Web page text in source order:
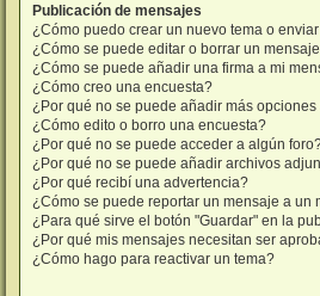
Publicación de mensajes
¿Cómo puedo crear un nuevo tema o
¿Cómo se puede editar o borrar un
¿Cómo se puede añadir una firma a mi
¿Cómo creo una encuesta?
¿Por qué no se puede añadir más
¿Cómo edito o borro una encuesta?
¿Por qué no se puede acceder a algún
¿Por qué no se puede añadir archivos
¿Por qué recibí una advertencia?
¿Cómo se puede reportar un mensaje a un
¿Para qué sirve el botón "Guardar" en la
¿Por qué mis mensajes necesitan ser
¿Cómo hago para reactivar un tema?